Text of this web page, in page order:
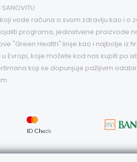
SANOVITU
vode računa o svom zdravlju kao i
programa, jedinstvene proizvode
"Green Health" linije kao i najbolje
Evropi, koje možete kod nas kupiti po
koji se dopunjuje pažljivim